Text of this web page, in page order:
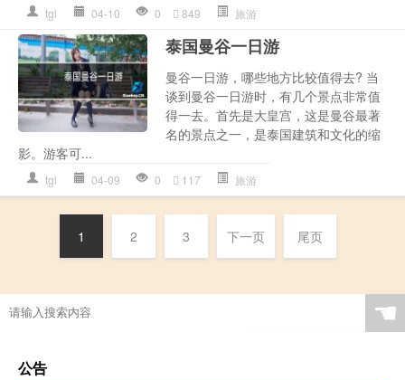
tgl 04-10 0 849 旅游
泰国曼谷一日游
曼谷一日游，哪些地方比较值得去? 当
谈到曼谷一日游时，有几个景点非常值
得一去。首先是大皇宫，这是曼谷最著
名的景点之一，是泰国建筑和文化的缩
影。游客可...
tgl 04-09 0 117 旅游
1 2 3 下一页 尾页
☚
公告